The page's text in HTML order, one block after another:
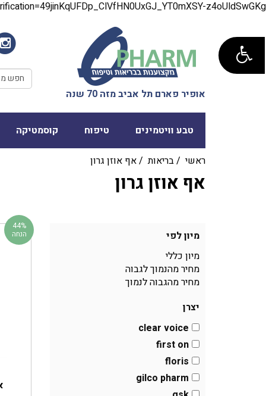
z4oUldSwGKg
אופיר פארם תל אביב מזה 70 שנה
טבע וויטמינים טיפוח קוסמטיקה
ראשי /בריאות/אף אוזן גרון
אף אוזן גרון
44%
הנחה
מיון לפי
מיון כללי
מחיר מהנמוך לגבוה
מחיר מהגבוה לנמוך
יצרן
clear voice
first on
floris
gilco pharm